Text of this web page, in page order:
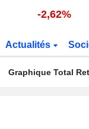
-2,62%
Actualités
Graphique Total